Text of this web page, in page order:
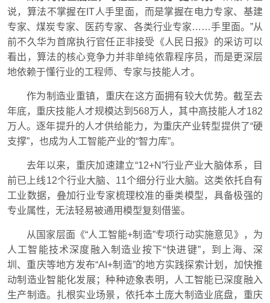
说，算法不掌握在IT人手里面，而是掌握在电力专家、基建
专家、煤炭专家、医药专家、各类行业专家……手里面。”从
前不久华为首席执行官任正非接受《人民日报》的采访可以
看出，算法的核心竞争力并非单纯依靠程序员，而是更深层
地依赖于懂行业的工程师、专家与技能人才。
作为制造业重镇，重庆在这方面拥有较大优势。截至去
年底，重庆技能人才规模达到568万人，其中高技能人才182
万人。逐年提升的人才供给能力，为重庆产业转型提供了“硬
支撑”，也成为人工智能产业的“智力库”。
去年以来，重庆加速建立“12+N”行业产业大脑体系，目
前已上线12个行业大脑、11个细分行业大脑。这类依托自有
工业数据，叠加行业专家梳理校准的垂类模型，具备极强的
专业属性，无法轻易被通用模型复刻借鉴。
从国家层面《“人工智能+制造”专项行动实施意见》，为
人工智能技术深度融入制造业按下“快进键”，到上海、深
圳、重庆等地方发布“AI+制造”的地方实践探索计划，加快推
动制造业智能化发展；种种迹象表明，人工智能已深度融入
生产制造。扎根实业场景，依托本土庞大制造业底盘，重庆